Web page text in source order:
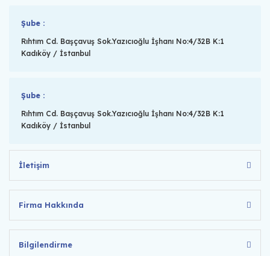
Şube :
Rıhtım Cd. Başçavuş Sok.Yazıcıoğlu İşhanı No:4/32B K:1
Kadıköy / İstanbul
Şube :
Rıhtım Cd. Başçavuş Sok.Yazıcıoğlu İşhanı No:4/32B K:1
Kadıköy / İstanbul
İletişim
Firma Hakkında
Bilgilendirme